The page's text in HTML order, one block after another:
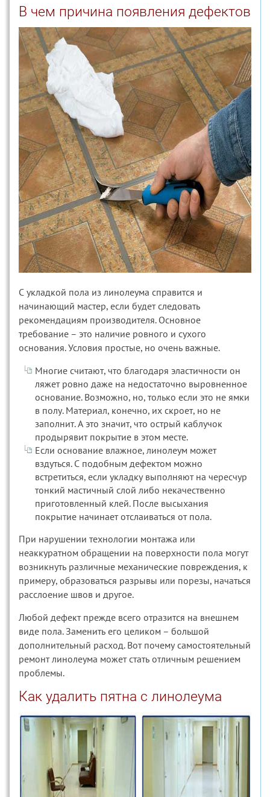
В чем причина появления дефектов
С укладкой пола из линолеума справится и
начинающий мастер, если будет следовать
рекомендациям производителя. Основное
требование – это наличие ровного и сухого
основания. Условия простые, но очень важные.
Многие считают, что благодаря эластичности он
ляжет ровно даже на недостаточно выровненное
основание. Возможно, но, только если это не ямки
в полу. Материал, конечно, их скроет, но не
заполнит. А это значит, что острый каблучок
продырявит покрытие в этом месте.
Если основание влажное, линолеум может
вздуться. С подобным дефектом можно
встретиться, если укладку выполняют на чересчур
тонкий мастичный слой либо некачественно
приготовленный клей. После высыхания
покрытие начинает отслаиваться от пола.
При нарушении технологии монтажа или
неаккуратном обращении на поверхности пола могут
возникнуть различные механические повреждения, к
примеру, образоваться разрывы или порезы, начаться
расслоение швов и другое.
Любой дефект прежде всего отразится на внешнем
виде пола. Заменить его целиком – большой
дополнительный расход. Вот почему самостоятельный
ремонт линолеума может стать отличным решением
проблемы.
Как удалить пятна с линолеума